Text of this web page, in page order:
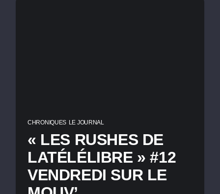
CHRONIQUES LE JOURNAL
« LES RUSHES DE
LATÉLÉLIBRE » #12
VENDREDI SUR LE